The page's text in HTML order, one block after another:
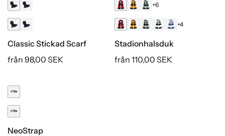
Classic Stickad Scarf
från 98,00 SEK
+6
+4
Stadionhalsduk
från 110,00 SEK
NeoStrap